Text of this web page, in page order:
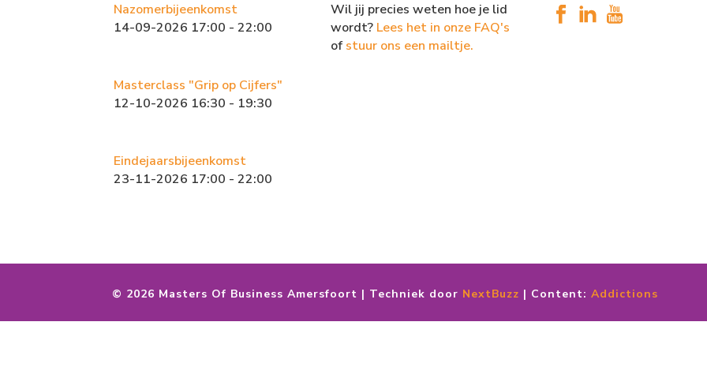
Nazomerbijeenkomst
14-09-2026 17:00 - 22:00
Masterclass "Grip op Cijfers"
12-10-2026 16:30 - 19:30
Eindejaarsbijeenkomst
23-11-2026 17:00 - 22:00
Wil jij precies weten hoe je lid
wordt? Lees het in onze FAQ's
of stuur ons een mailtje.
© 2026 Masters Of Business Amersfoort | Techniek door NextBuzz | Content: Addictions